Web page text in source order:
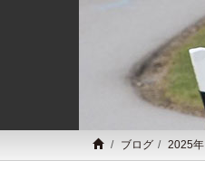
ブログ 2025年